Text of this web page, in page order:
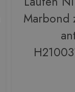
Marbond